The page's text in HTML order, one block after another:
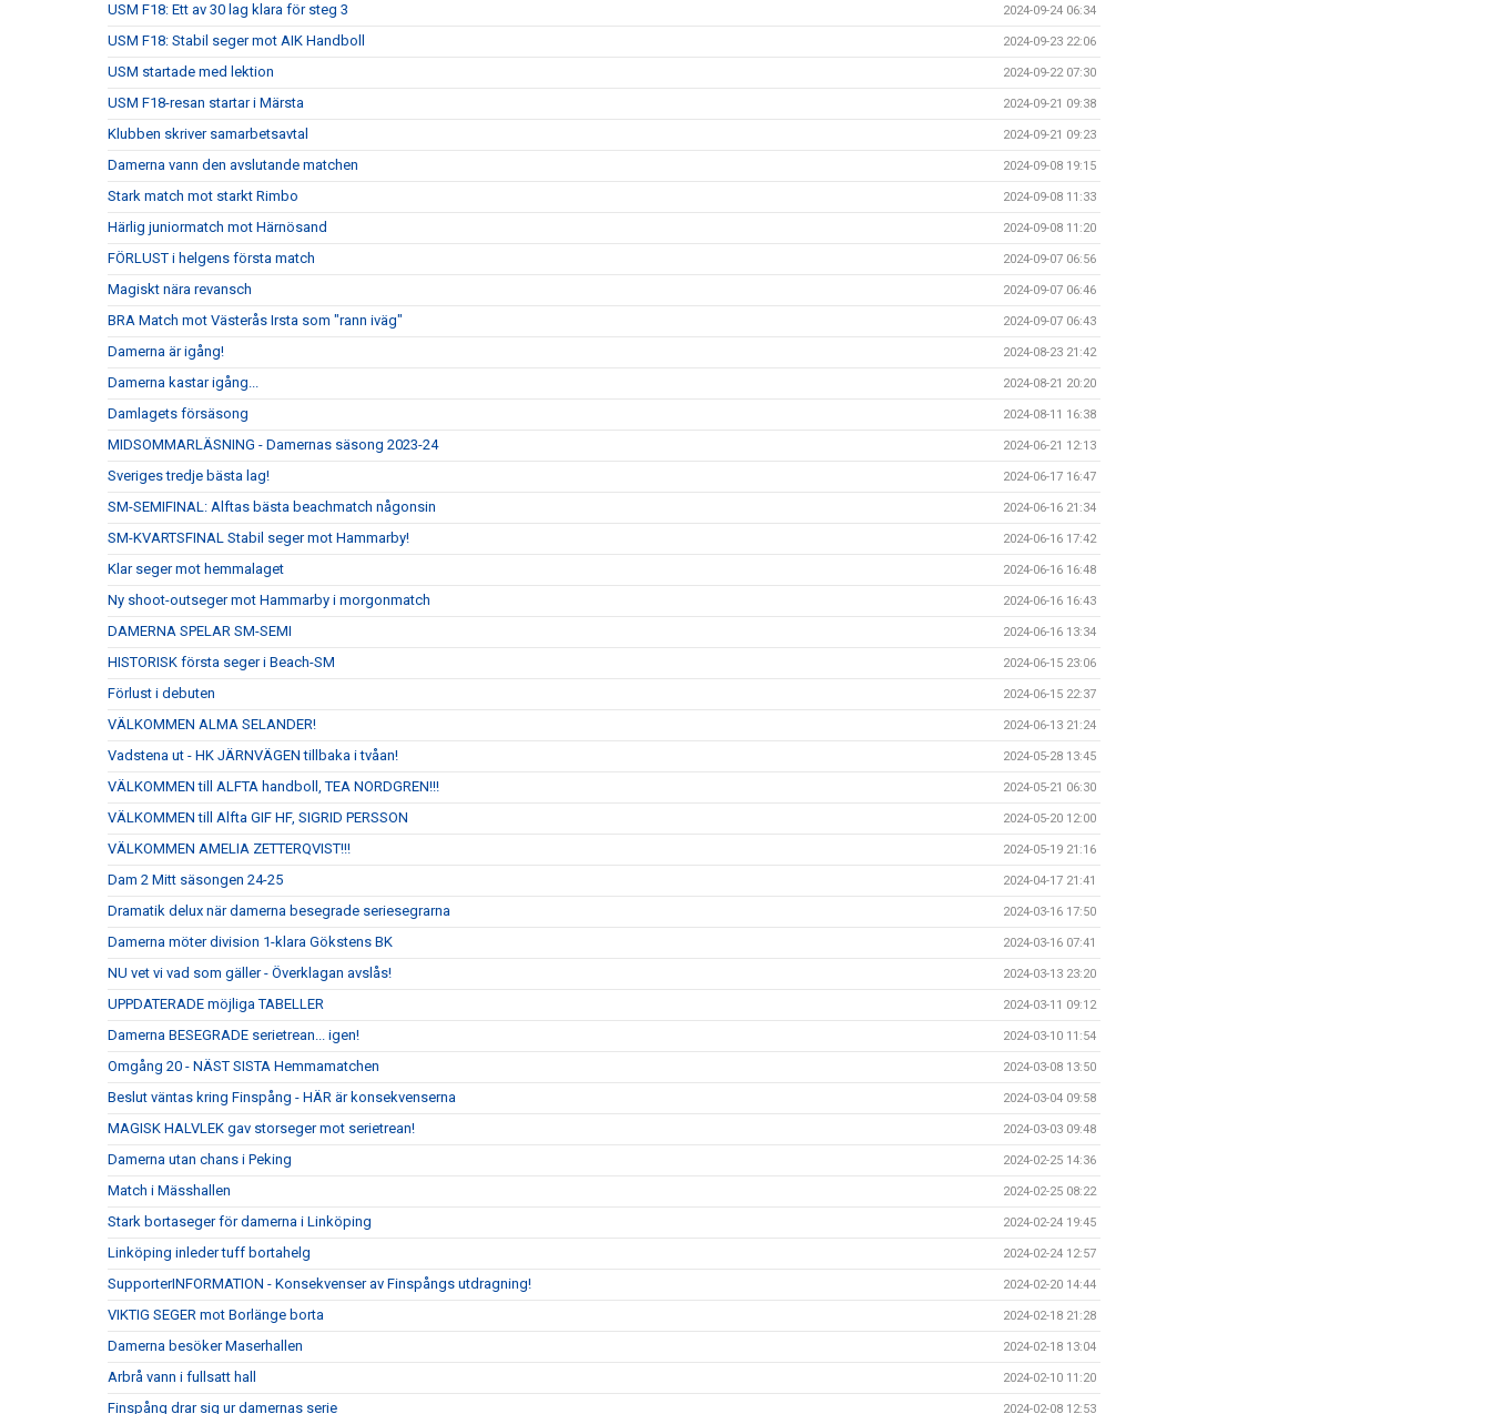
USM F18: Ett av 30 lag klara för steg 3 2024-09-24 06:34
USM F18: Stabil seger mot AIK Handboll 2024-09-23 22:06
USM startade med lektion 2024-09-22 07:30
USM F18-resan startar i Märsta 2024-09-21 09:38
Klubben skriver samarbetsavtal 2024-09-21 09:23
Damerna vann den avslutande matchen 2024-09-08 19:15
Stark match mot starkt Rimbo 2024-09-08 11:33
Härlig juniormatch mot Härnösand 2024-09-08 11:20
FÖRLUST i helgens första match 2024-09-07 06:56
Magiskt nära revansch 2024-09-07 06:46
BRA Match mot Västerås Irsta som "rann iväg" 2024-09-07 06:43
Damerna är igång! 2024-08-23 21:42
Damerna kastar igång... 2024-08-21 20:20
Damlagets försäsong 2024-08-11 16:38
MIDSOMMARLÄSNING - Damernas säsong 2023-24 2024-06-21 12:13
Sveriges tredje bästa lag! 2024-06-17 16:47
SM-SEMIFINAL: Alftas bästa beachmatch någonsin 2024-06-16 21:34
SM-KVARTSFINAL Stabil seger mot Hammarby! 2024-06-16 17:42
Klar seger mot hemmalaget 2024-06-16 16:48
Ny shoot-outseger mot Hammarby i morgonmatch 2024-06-16 16:43
DAMERNA SPELAR SM-SEMI 2024-06-16 13:34
HISTORISK första seger i Beach-SM 2024-06-15 23:06
Förlust i debuten 2024-06-15 22:37
VÄLKOMMEN ALMA SELANDER! 2024-06-13 21:24
Vadstena ut - HK JÄRNVÄGEN tillbaka i tvåan! 2024-05-28 13:45
VÄLKOMMEN till ALFTA handboll, TEA NORDGREN!!! 2024-05-21 06:30
VÄLKOMMEN till Alfta GIF HF, SIGRID PERSSON 2024-05-20 12:00
VÄLKOMMEN AMELIA ZETTERQVIST!!! 2024-05-19 21:16
Dam 2 Mitt säsongen 24-25 2024-04-17 21:41
Dramatik delux när damerna besegrade seriesegrarna 2024-03-16 17:50
Damerna möter division 1-klara Gökstens BK 2024-03-16 07:41
NU vet vi vad som gäller - Överklagan avslås! 2024-03-13 23:20
UPPDATERADE möjliga TABELLER 2024-03-11 09:12
Damerna BESEGRADE serietrean... igen! 2024-03-10 11:54
Omgång 20 - NÄST SISTA Hemmamatchen 2024-03-08 13:50
Beslut väntas kring Finspång - HÄR är konsekvenserna 2024-03-04 09:58
MAGISK HALVLEK gav storseger mot serietrean! 2024-03-03 09:48
Damerna utan chans i Peking 2024-02-25 14:36
Match i Mässhallen 2024-02-25 08:22
Stark bortaseger för damerna i Linköping 2024-02-24 19:45
Linköping inleder tuff bortahelg 2024-02-24 12:57
SupporterINFORMATION - Konsekvenser av Finspångs utdragning! 2024-02-20 14:44
VIKTIG SEGER mot Borlänge borta 2024-02-18 21:28
Damerna besöker Maserhallen 2024-02-18 13:04
Arbrå vann i fullsatt hall 2024-02-10 11:20
Finspång drar sig ur damernas serie 2024-02-08 12:53